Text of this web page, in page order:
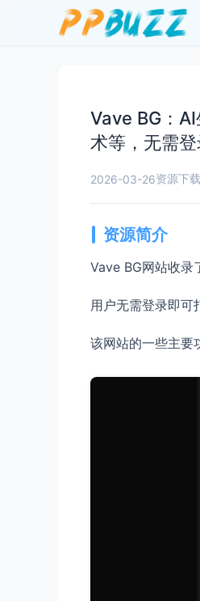
Vave BG：
术等，无需
2026-03-26资源下载
资源简介
Vave BG网站收录
用户无需登录即可
该网站的一些主要